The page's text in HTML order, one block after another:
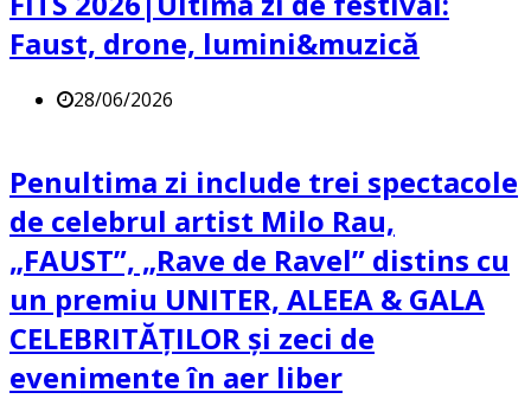
Faust, drone, lumini&muzică
28/06/2026
Penultima zi include trei spectacole
de celebrul artist Milo Rau,
„FAUST”, „Rave de Ravel” distins cu
un premiu UNITER, ALEEA & GALA
CELEBRITĂȚILOR și zeci de
evenimente în aer liber